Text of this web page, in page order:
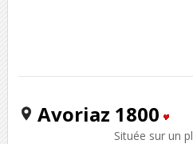
Avoriaz 1800
Située sur un